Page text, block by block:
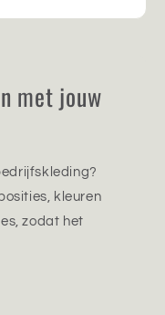
met jouw
kleuren
zodat het